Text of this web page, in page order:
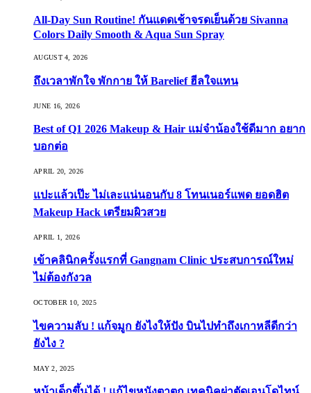
All-Day Sun Routine! กันแดดเช้าจรดเย็นด้วย Sivanna
Colors Daily Smooth & Aqua Sun Spray
AUGUST 4, 2026
ถึงเวลาพักใจ พักกาย ให้ Barelief ฮีลใจแทน
JUNE 16, 2026
Best of Q1 2026 Makeup & Hair แม่จ๋าน้องใช้ดีมาก อยาก
บอกต่อ
APRIL 20, 2026
แปะแล้วเป๊ะ ไม่เละแน่นอนกับ 8 โทนเนอร์แพด ยอดฮิต
Makeup Hack เตรียมผิวสวย
APRIL 1, 2026
เข้าคลินิกครั้งแรกที่ Gangnam Clinic ประสบการณ์ใหม่
ไม่ต้องกังวล
OCTOBER 10, 2025
ไขความลับ ! แก้จมูก ยังไงให้ปัง บินไปทำถึงเกาหลีดีกว่า
ยังไง ?
MAY 2, 2025